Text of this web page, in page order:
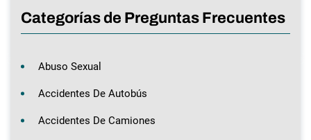
Categorías de Preguntas Frecuentes
Abuso Sexual
Accidentes De Autobús
Accidentes De Camiones